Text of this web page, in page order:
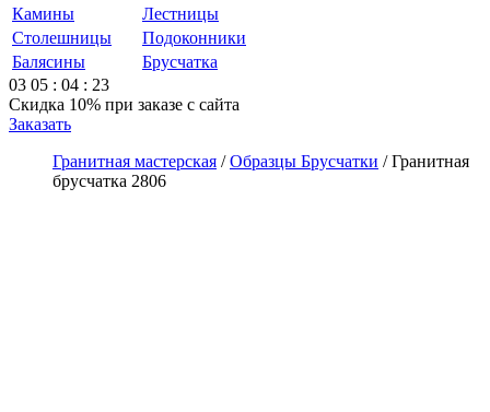
Камины
Лестницы
Столешницы
Подоконники
Балясины
Брусчатка
03 05 : 04 : 23
Скидка 10% при заказе с сайта
Заказать
Гранитная мастерская /Образцы Брусчатки /Гранитная
брусчатка 2806